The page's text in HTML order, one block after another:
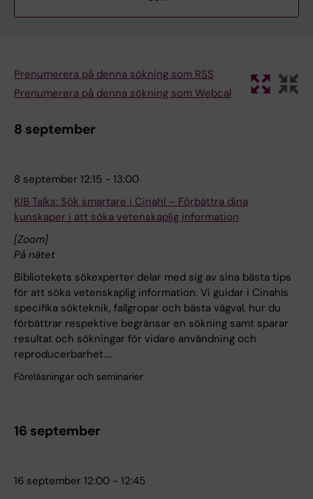
Prenumerera på denna sökning som RSS
Prenumerera på denna sökning som Webcal
8 september
8 september 12:15 - 13:00
KIB Talks: Sök smartare i Cinahl – Förbättra dina
kunskaper i att söka vetenskaplig information
[Zoom]
På nätet
Bibliotekets sökexperter delar med sig av sina bästa tips
för att söka vetenskaplig information. Vi guidar i Cinahls
specifika sökteknik, fallgropar och bästa vägval, hur du
förbättrar respektive begränsar en sökning samt sparar
resultat och sökningar för vidare användning och
reproducerbarhet.…
Föreläsningar och seminarier
16 september
16 september 12:00 - 12:45